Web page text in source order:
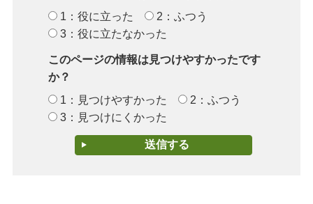
1：役に立った
2：ふつう
3：役に立たなかった
このページの情報は見つけやすかったです
か？
1：見つけやすかった
2：ふつう
3：見つけにくかった